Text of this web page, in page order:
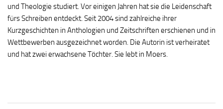
und Theologie studiert. Vor einigen Jahren hat sie die Leidenschaft
fürs Schreiben entdeckt. Seit 2004 sind zahlreiche ihrer
Kurzgeschichten in Anthologien und Zeitschriften erschienen und in
Wettbewerben ausgezeichnet worden. Die Autorin ist verheiratet
und hat zwei erwachsene Töchter. Sie lebt in Moers.